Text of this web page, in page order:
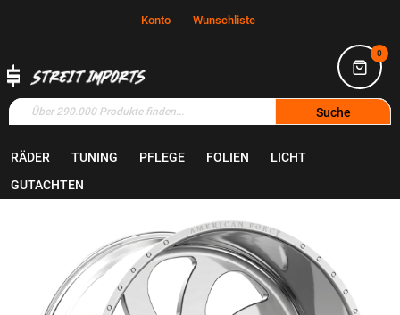
Konto Wunschliste
0
Suche
RÄDER TUNING PFLEGE FOLIEN
LICHT
GUTACHTEN
Zum
Ende